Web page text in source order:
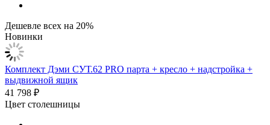
Дешевле всех на 20%
Новинки
Комплект Дэми СУТ.62 PRO парта + кресло + надстройка +
выдвижной ящик
41 798 ₽
Цвет столешницы